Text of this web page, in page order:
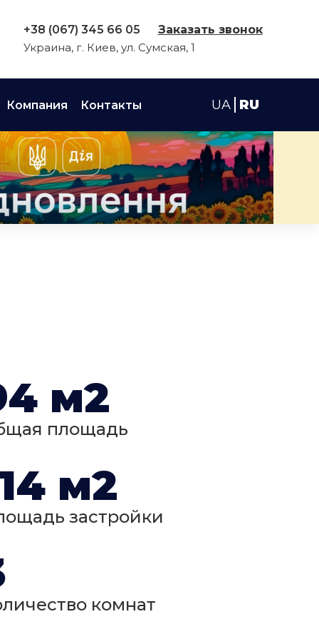
+38 (067) 345 66 05
Заказать звонок
Украина, г. Киев, ул. Сумская, 1
Компания Контакты UA RU
м2
площадь
м2
застройки
комнат